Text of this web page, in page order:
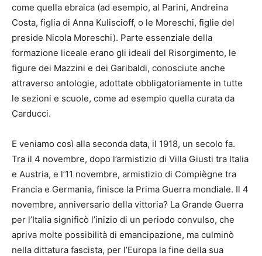
come quella ebraica (ad esempio, al Parini, Andreina
Costa, figlia di Anna Kuliscioff, o le Moreschi, figlie del
preside Nicola Moreschi). Parte essenziale della
formazione liceale erano gli ideali del Risorgimento, le
figure dei Mazzini e dei Garibaldi, conosciute anche
attraverso antologie, adottate obbligatoriamente in tutte
le sezioni e scuole, come ad esempio quella curata da
Carducci.
E veniamo così alla seconda data, il 1918, un secolo fa.
Tra il 4 novembre, dopo l’armistizio di Villa Giusti tra Italia
e Austria, e l’11 novembre, armistizio di Compiègne tra
Francia e Germania, finisce la Prima Guerra mondiale. Il 4
novembre, anniversario della vittoria? La Grande Guerra
per l’Italia significò l’inizio di un periodo convulso, che
apriva molte possibilità di emancipazione, ma culminò
nella dittatura fascista, per l’Europa la fine della sua